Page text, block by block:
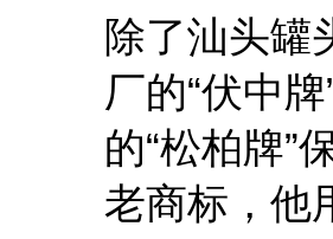
除了汕头罐
厂的“伏中
的“松柏牌”
老商标，他